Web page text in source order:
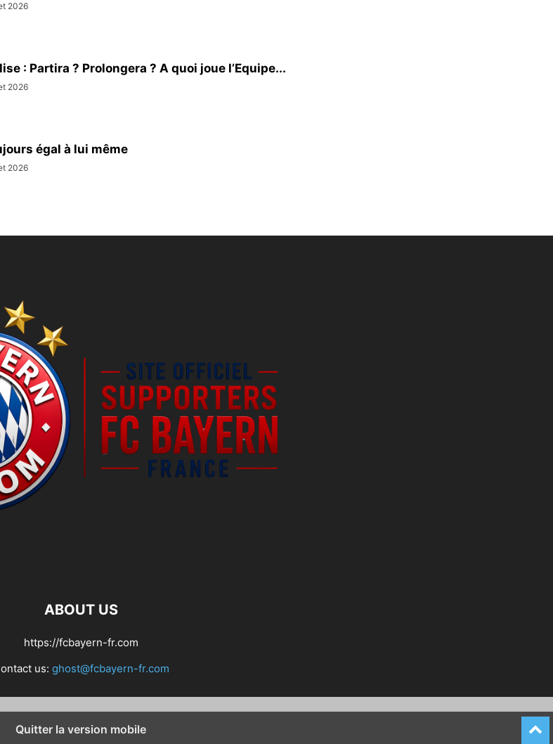
2026
: Partira ? Prolongera ? A quoi joue l’Equipe...
2026
égal à lui même
2026
ABOUT US
https://fcbayern-fr.com
us: ghost@fcbayern-fr.com
Quitter la version mobile